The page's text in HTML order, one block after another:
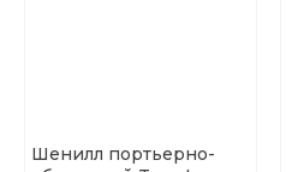
Шенилл портьерно-